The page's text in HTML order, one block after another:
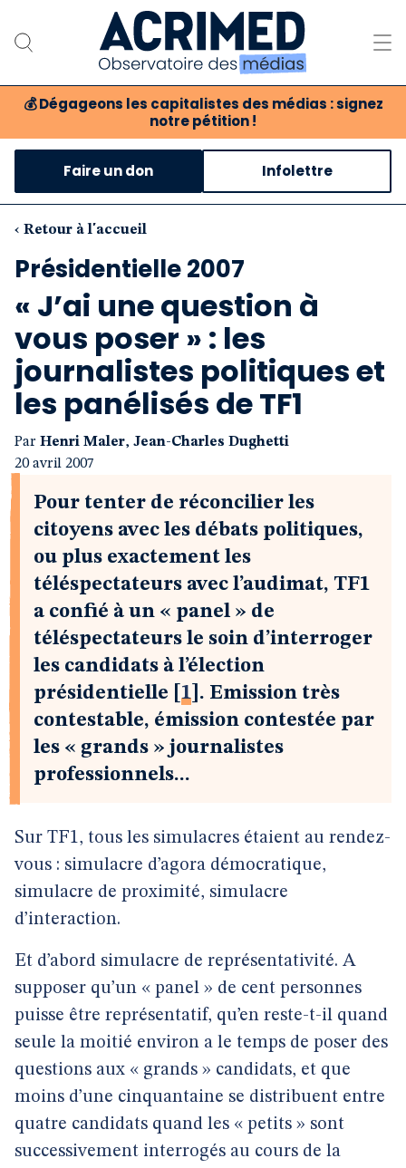
💰 Dégageons les capitalistes des médias : signez
notre pétition !
Notre association
Notre critique des médias
Nos propositions
Notre revue
Boutique
Faire un don Infolettre
‹ Retour à l'accueil
Présidentielle 2007
« J’ai une question à
vous poser » : les
journalistes politiques et
les panélisés de TF1
Par Henri Maler, Jean-Charles Dughetti
20 avril 2007
Pour tenter de réconcilier les
citoyens avec les débats politiques,
ou plus exactement les
téléspectateurs avec l’audimat, TF1
a confié à un « panel » de
téléspectateurs le soin d’interroger
les candidats à l’élection
présidentielle
1 . Emission très
contestable, émission contestée par
les « grands » journalistes
professionnels...
Sur TF1, tous les simulacres étaient au rendez-
vous : simulacre d’agora démocratique,
simulacre de proximité, simulacre
d’interaction.
Et d’abord simulacre de représentativité. A
supposer qu’un « panel » de cent personnes
puisse être représentatif, qu’en reste-t-il quand
seule la moitié environ a le temps de poser des
questions aux « grands » candidats, et que
moins d’une cinquantaine se distribuent entre
quatre candidats quand les « petits » sont
successivement interrogés au cours de la